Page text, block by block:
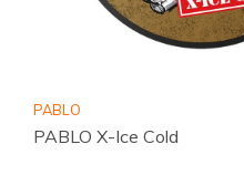
nicotine-ervaring zonder
Ben je klaar om de kracht
PABLO
PABLO X-Ice Cold